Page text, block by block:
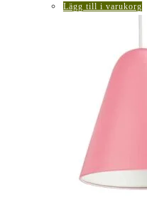
Lägg till i varukorg